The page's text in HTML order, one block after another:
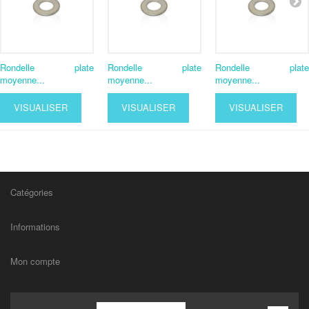
Rondelle plate
moyenne...
VISUALISER
Rondelle plate
moyenne...
VISUALISER
Rondelle plate
moyenne...
VISUALISER
Catégories
Informations
Mon compte